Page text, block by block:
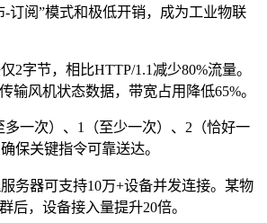
订阅”模式和极低开销，成为工业物联
2字节，相比HTTP/1.1减少80%流量。
输风机状态数据，带宽占用降低65%。
多一次）、1（至少一次）、2（恰好一
保关键指令可靠送达。
务器可支持10万+设备并发连接。某物
后，设备接入量提升20倍。